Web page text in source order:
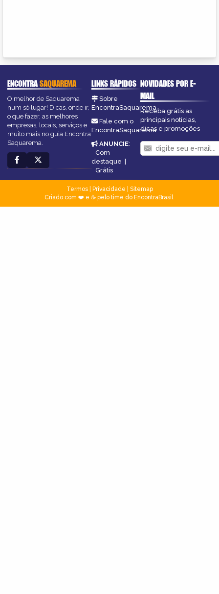
ENCONTRASAQUAREMA
O melhor de Saquarema
num só lugar! Dicas, onde ir,
o que fazer, as melhores
empresas, locais, serviços e
muito mais no guia Encontra
Saquarema.
LINKS RÁPIDOS
Sobre
EncontraSaquarema
Fale com o
EncontraSaquarema
ANUNCIE:
Com
destaque |
Grátis
NOVIDADES POR E-
MAIL
Receba grátis as
principais notícias,
dicas e promoções
Termos| Privacidade
Sitemap
Criado com ❤️ e ☕ pelo time do EncontraBrasil